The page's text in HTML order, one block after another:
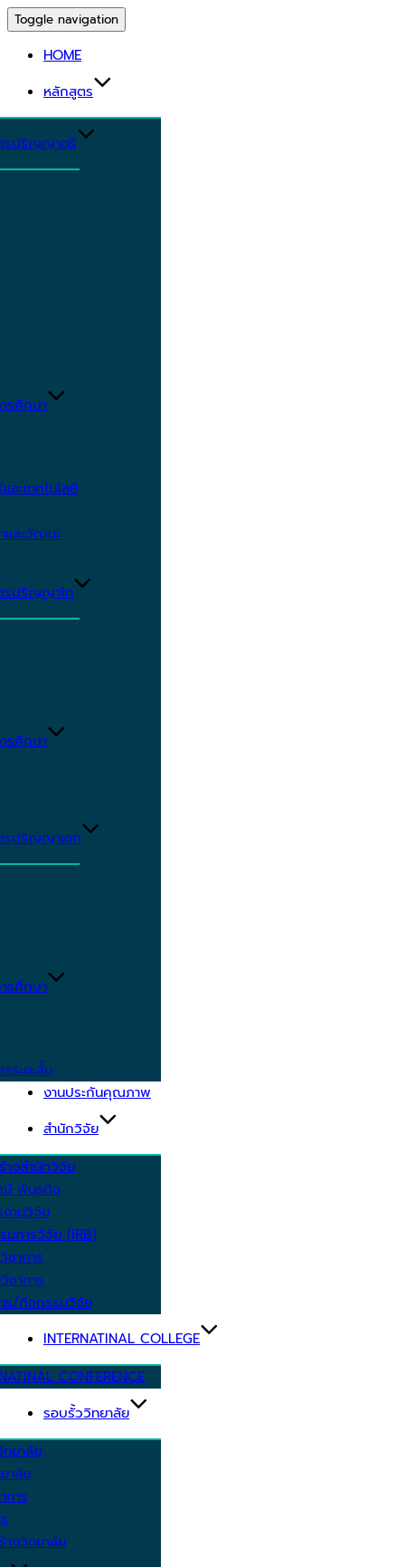
Toggle navigation
HOME
หลักสูตร
รปริญญาตรี
รศึกษา
ะเทคโนโลยี
และวัฒนะ
รปริญญาโท
รศึกษา
รปริญญาเอก
รศึกษา
ระยะสั้น
งานประกันคุณภาพ
สำนักวิจัย
างสำนักวิจัย
น์ พันธกิจ
งานวิจัย
มการวิจัย (IRB)
ชาการ
ชาการ
ร/กิจกรรมวิจัย
INTERNATINAL COLLEGE
CONFERENCE
รอบรั้ววิทยาลัย
ทยาลัย
าลัย
การ
างวิทยาลัย